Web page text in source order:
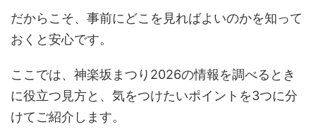
だからこそ、事前にどこを見ればよいのかを知って
おくと安心です。
ここでは、神楽坂まつり2026の情報を調べるとき
に役立つ見方と、気をつけたいポイントを3つに分
けてご紹介します。